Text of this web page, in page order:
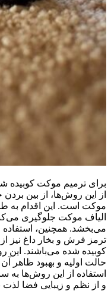
برای ترمیم موکت کوبیده
از این روش‌ها، از بین
موکت است. این اقدام به
الیاف موکت جلوگیری
می‌بخشد. همچنین، استفاده
ترمز فرش و بخار داغ نیز
کوبیده شده می‌باشند.
حالت اولیه و بهبود ظاهر آن
استفاده از این روش‌ها به
و از نظم و زیبایی فضا لذت